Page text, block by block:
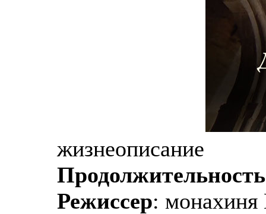
жизнеописание
Продолжительность
Режиссер: